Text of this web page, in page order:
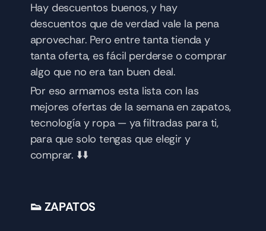
Hay descuentos buenos, y hay
descuentos que de verdad vale la pena
aprovechar. Pero entre tanta tienda y
tanta oferta, es fácil perderse o comprar
algo que no era tan buen deal.
Por eso armamos esta lista con las
mejores ofertas de la semana en zapatos,
tecnología y ropa — ya filtradas para ti,
para que solo tengas que elegir y
comprar. ⬇️⬇️
👟 ZAPATOS